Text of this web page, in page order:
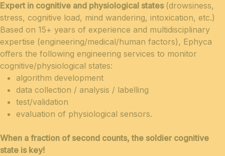
Expert in cognitive and physiological states (drowsiness,
stress, cognitive load, mind wandering, intoxication, etc.)
Based on 15+ years of experience and multidisciplinary
expertise (engineering/medical/human factors), Ephyca
offers the following engineering services to monitor
cognitive/physiological states:
algorithm development
data collection / analysis / labelling
test/validation
evaluation of physiological sensors.
When a fraction of second counts, the soldier cognitive
state is key!